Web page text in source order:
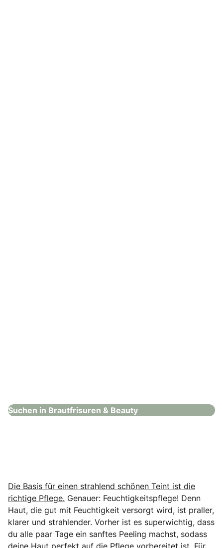
Suchen in Brautfrisuren & Beauty
Die Basis für einen strahlend schönen Teint ist die
richtige Pflege. Genauer: Feuchtigkeitspflege! Denn
Haut, die gut mit Feuchtigkeit versorgt wird, ist praller,
klarer und strahlender. Vorher ist es superwichtig, dass
du alle paar Tage ein sanftes Peeling machst, sodass